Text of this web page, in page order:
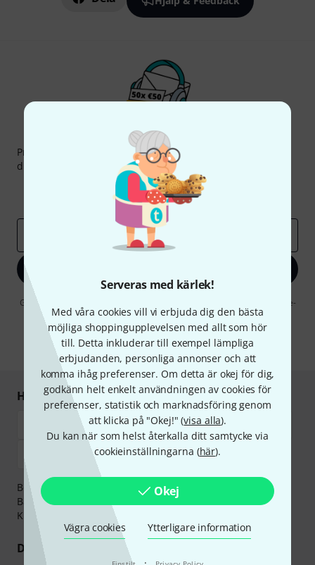
Serveras med kärlek!
Med våra cookies vill vi erbjuda dig den bästa
möjliga shoppingupplevelsen med allt som hör
till. Detta inkluderar till exempel lämpliga
erbjudanden, personliga annonser och att
komma ihåg preferenser. Om detta är okej för dig,
godkänn helt enkelt användningen av cookies för
preferenser, statistik och marknadsföring genom
att klicka på "Okej!" (visa alla).
Du kan när som helst återkalla ditt samtycke via
cookieinställningarna (här).
Okej
Vägra cookies Ytterligare information
Thomann nyhetsbrev
Prenumererar på Thomanns Nyhetsbrev på engelska och
du kan med lite tur vinna en50 kupong
Inspirerande inlägg
Erbjudanden
Thomann Insikter
Genom att klicka på "Registrera dig nu" samtycker jag till att ta emot e-
postreklam. Avregistrering är möjlig när som helst. Du finner mer
information om nyhetsbrevet i vårsekretesspolicy.
* Nödvändig
Handla och betala säkert
Betalningen kan göras tryggt och säkert med
Banköverföring, PayPal,
Klarna Direktbetalning
Kreditkort.
Dina fördelar